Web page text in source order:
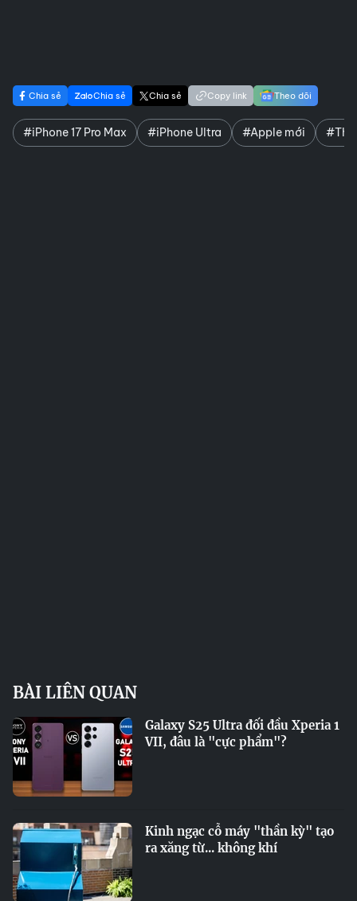
Chia sẻ Chia sẻ Chia sẻ Copy link Theo dõi
#iPhone 17 Pro Max #iPhone Ultra #Apple mới
BÀI LIÊN QUAN
Galaxy S25 Ultra đối đầu Xperia 1
VII, đâu là "cực phẩm"?
Kinh ngạc cỗ máy "thần kỳ" tạo
ra xăng từ... không khí